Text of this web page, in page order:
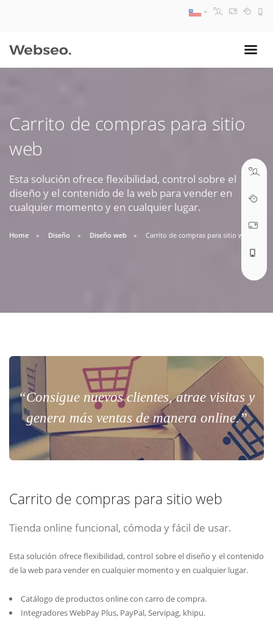
Carrito de compras para sitio
web
Esta solución ofrece flexibilidad, control sobre el
diseño y el contenido de la web para vender en
cualquier momento y en cualquier lugar.
Home Diseño Diseño web Carrito de compras para sitio web
“Consigue nuevos clientes, atrae visitas y
genera más ventas de manera online.”
Carrito de compras para sitio web
Tienda online funcional, cómoda y fácil de usar.
Esta solución ofrece flexibilidad, control sobre el diseño y el contenido
de la web para vender en cualquier momento y en cualquier lugar.
Catálogo de productos online con carro de compra.
Integradores WebPay Plus, PayPal, Servipag, khipu.
09:30 AM A 18:30 PM
ABRIR TICKET